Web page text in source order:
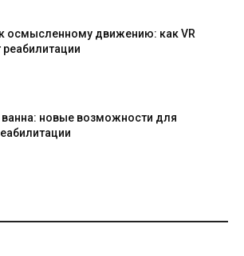
осмысленному движению: как VR
новые возможности для